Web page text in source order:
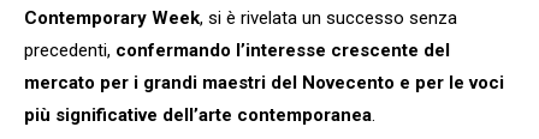
Contemporary Week, si è rivelata un successo senza
precedenti, confermando l’interesse crescente del
mercato per i grandi maestri del Novecento e per le voci
più significative dell’arte contemporanea